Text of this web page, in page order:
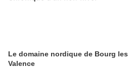
Le domaine nordique de Bourg les
Valence